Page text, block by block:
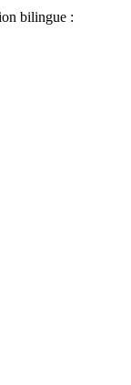
bilingue :